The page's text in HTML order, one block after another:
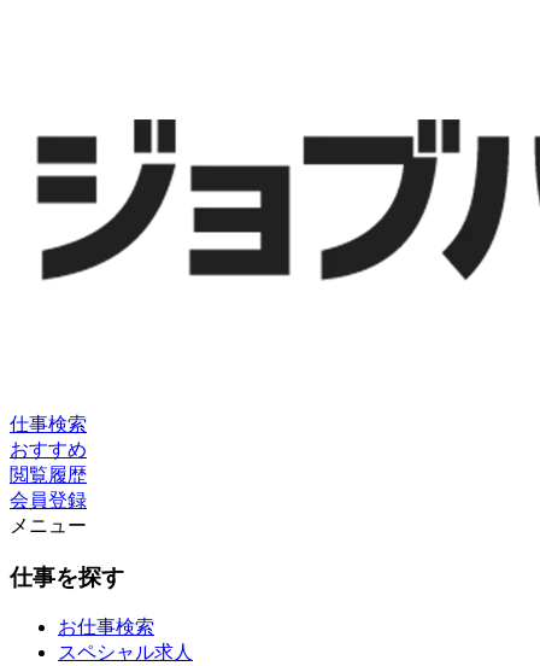
仕事検索
おすすめ
閲覧履歴
会員登録
メニュー
仕事を探す
お仕事検索
スペシャル求人